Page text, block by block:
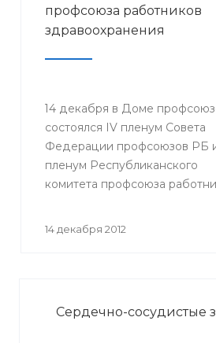
профсоюза работников
здравоохранения
14 декабря в Доме
состоялся IV пленум Совета
Федерации профсоюзов РБ и
пленум Республиканского
комитета профсоюза
докладами выступили министр
работников
14 декабря 2012
Сердечно-сосудистые